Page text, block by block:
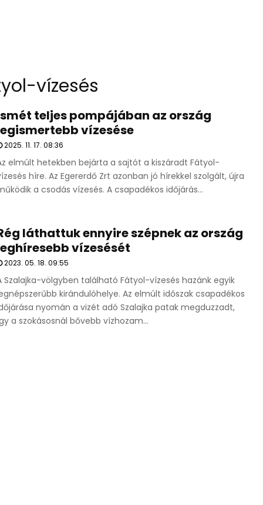
vízesés
teljes pompájában az ország
vízesése
2025. 11. 17. 08:36
elmúlt hetekben bejárta a sajtót a kiszáradt Fátyol-
híre. Az Egererdő Zrt azonban jó hírekkel szolgált, újra
a csodás vízesés. A csapadékos időjárás...
láthattuk ennyire szépnek az ország
vízesését
2023. 05. 18. 09:55
Szalajka-völgyben található Fátyol-vízesés hazánk egyik
kirándulóhelye. Az elmúlt időszak csapadékos
nyomán a vizét adó Szalajka patak megduzzadt,
a szokásosnál bővebb vízhozam...